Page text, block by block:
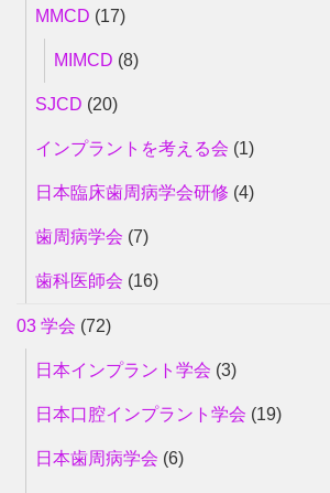
MMCD (17)
MIMCD (8)
SJCD (20)
インプラントを考える会 (1)
日本臨床歯周病学会研修 (4)
歯周病学会 (7)
歯科医師会 (16)
03 学会 (72)
日本インプラント学会 (3)
日本口腔インプラント学会 (19)
日本歯周病学会 (6)